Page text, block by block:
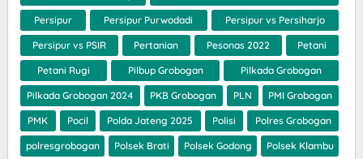
Persipur Persipur Purwodadi Persipur vs Persiharjo
Persipur vs PSIR Pertanian Pesonas 2022 Petani
Petani Rugi Pilbup Grobogan Pilkada Grobogan
Pilkada Grobogan 2024 PKB Grobogan PLN PMI Grobogan
PMK Pocil Polda Jateng 2025 Polisi Polres Grobogan
polresgrobogan Polsek Brati Polsek Godong Polsek Klambu